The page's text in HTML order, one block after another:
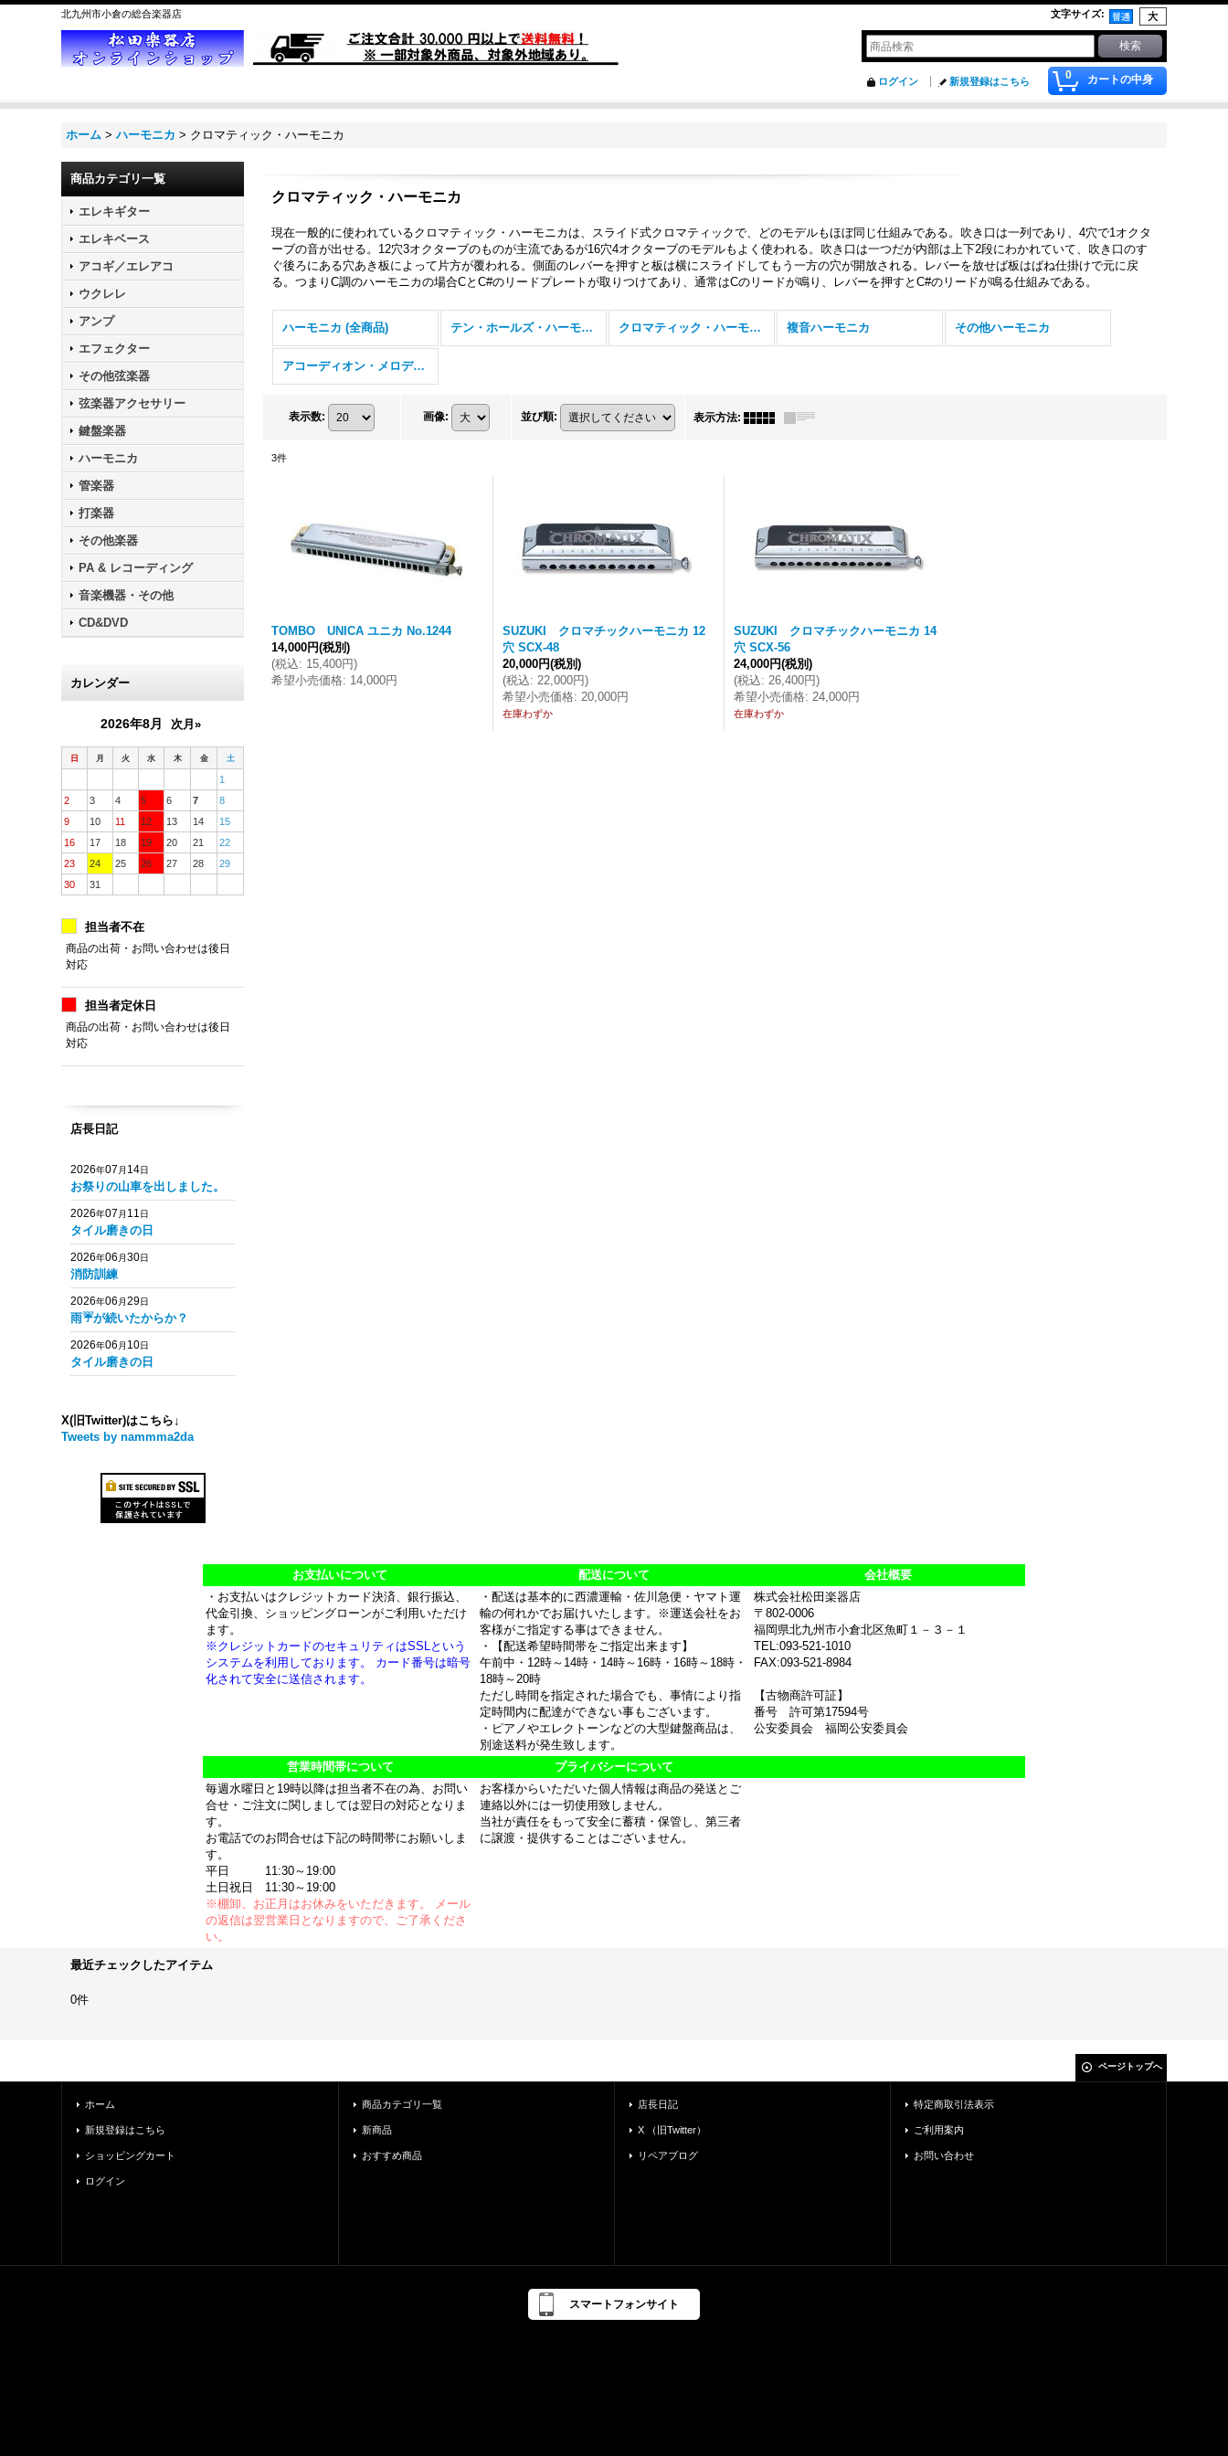
北九州市小倉の総合楽器店 文字サイズ:
0 カートの中身
ログイン 新規登録はこちら
ホーム > ハーモニカ > クロマティック・ハーモニカ
商品カテゴリ一覧
エレキギター
エレキベース
アコギ／エレアコ
ウクレレ
アンプ
エフェクター
その他弦楽器
弦楽器アクセサリー
鍵盤楽器
ハーモニカ
管楽器
打楽器
その他楽器
PA & レコーディング
音楽機器・その他
CD&DVD
カレンダー
2026年8月 次月»
日 月 火 水 木 金 土
1
2
3 4 5 6 7
8
9
10 11 12 13 14
15
16
17 18 19 20 21
22
23
24 25 26 27 28
29
30
31
担当者不在
商品の出荷・お問い合わせは後日
対応
担当者定休日
商品の出荷・お問い合わせは後日
対応
店長日記
2026年07 月 14日
お祭りの山車を出しました。
2026年07 月 11日
タイル磨きの日
2026年06 月30日
消防訓練
2026年06 月29日
雨☔️が続いたからか？
2026年06 月 10日
タイル磨きの日
X(旧Twitter)はこちら↓
Tweets by nammma2da
クロマティック・ハーモニカ
現在一般的に使われているクロマティック・ハーモニカは、スライド式クロマティックで、どのモデルもほぼ同じ仕組みである。吹き口は一列であり、4穴で1オクタ
ーブの音が出せる。12穴3オクターブのものが主流であるが16穴4オクターブのモデルもよく使われる。吹き口は一つだが内部は上下2段にわかれていて、吹き口のす
ぐ後ろにある穴あき板によって片方が覆われる。側面のレバーを押すと板は横にスライドしてもう一方の穴が開放される。レバーを放せば板はばね仕掛けで元に戻
る。つまりC調のハーモニカの場合CとC#のリードプレートが取りつけてあり、通常はCのリードが鳴り、レバーを押すとC#のリードが鳴る仕組みである。
ハーモニカ (全商品) テン・ホールズ・ハーモニカ クロマティック・ハーモニカ 複音ハーモニカ その他ハーモニカ
アコーディオン・メロディカ
表示数: 画像: 並び順: 表示方法:
3件
TOMBO UNICA ユニカ No.1244
14,000円(税別)
(税込: 15,400円)
希望小売価格: 14,000円
SUZUKI クロマチックハーモニカ 12
穴 SCX-48
20,000円(税別)
(税込: 22,000円)
希望小売価格: 20,000円
在庫わずか
SUZUKI クロマチックハーモニカ 14
穴 SCX-56
24,000円(税別)
(税込: 26,400円)
希望小売価格: 24,000円
在庫わずか
お支払いについて 配送について
会社概要
・お支払いはクレジットカード決済、銀行振込、
代金引換、ショッピングローンがご利用いただけ
ます。
※クレジットカードのセキュリティはSSLという
システムを利用しております。 カード番号は暗号
化されて安全に送信されます。
・配送は基本的に西濃運輸・佐川急便・ヤマト運
輸の何れかでお届けいたします。※運送会社をお
客様がご指定する事はできません。
・【配送希望時間帯をご指定出来ます】
午前中・12時～14時・14時～16時・16時～18時・
18時～20時
ただし時間を指定された場合でも、事情により指
定時間内に配達ができない事もございます。
・ピアノやエレクトーンなどの大型鍵盤商品は、
別途送料が発生致します。
株式会社松田楽器店
〒802-0006
福岡県北九州市小倉北区魚町１－３－１
TEL:093-521-1010
FAX:093-521-8984
【古物商許可証】
番号 許可第17594号
公安委員会 福岡公安委員会
営業時間帯について
プライバシーについて
毎週水曜日と19時以降は担当者不在の為、お問い
合せ・ご注文に関しましては翌日の対応となりま
す。
お電話でのお問合せは下記の時間帯にお願いしま
す。
平日 11:30～19:00
土日祝日 11:30～19:00
※棚卸、お正月はお休みをいただきます。 メール
の返信は翌営業日となりますので、ご了承くださ
い。
お客様からいただいた個人情報は商品の発送とご
連絡以外には一切使用致しません。
当社が責任をもって安全に蓄積・保管し、第三者
に譲渡・提供することはございません。
最近チェックしたアイテム
0件
ページトップへ
ホーム
新規登録はこちら
ショッピングカート
ログイン
商品カテゴリ一覧
新商品
おすすめ商品
店長日記
X （旧Twitter）
リペアブログ
特定商取引法表示
ご利用案内
お問い合わせ
スマートフォンサイト